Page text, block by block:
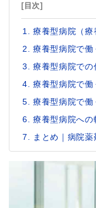
[目次]
療養型病院（療
療養型病院で働
療養型病院での
療養型病院で働
療養型病院で働
療養型病院への
まとめ｜病院